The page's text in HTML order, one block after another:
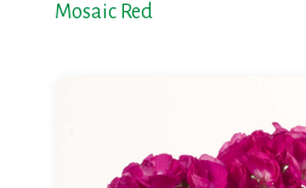
Mosaic Red